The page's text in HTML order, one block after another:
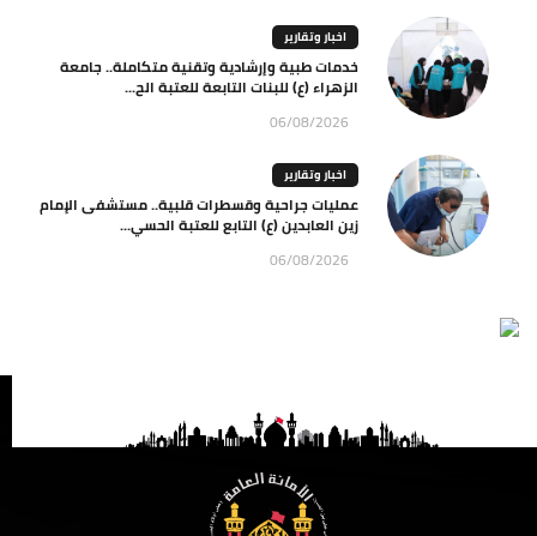
اخبار وتقارير
خدمات طبية وإرشادية وتقنية متكاملة.. جامعة
الزهراء (ع) للبنات التابعة للعتبة الح...
06/08/2026
اخبار وتقارير
عمليات جراحية وقسطرات قلبية.. مستشفى الإمام
زين العابدين (ع) التابع للعتبة الحسي...
06/08/2026